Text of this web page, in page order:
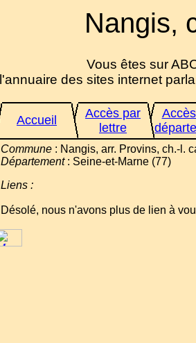
Nangis,
Vous êtes sur
l'annuaire des sites internet
Accueil
Accès par
lettre
Commune : Nangis, arr. Provins, ch.-l.
Département: Seine-et-Marne (77)
Liens :
Désolé, nous n'avons plus de lien à